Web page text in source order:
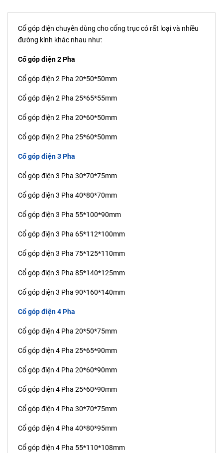
Cổ góp điện chuyên dùng cho cổng trục có rất loại và nhiều
đường kính khác nhau như:
Cổ góp điện 2 Pha
Cổ góp điện 2 Pha 20*50*50mm
Cổ góp điện 2 Pha 25*65*55mm
Cổ góp điện 2 Pha 20*60*50mm
Cổ góp điện 2 Pha 25*60*50mm
Cổ góp điện 3 Pha
Cổ góp điện 3 Pha 30*70*75mm
Cổ góp điện 3 Pha 40*80*70mm
Cổ góp điện 3 Pha 55*100*90mm
Cổ góp điện 3 Pha 65*112*100mm
Cổ góp điện 3 Pha 75*125*110mm
Cổ góp điện 3 Pha 85*140*125mm
Cổ góp điện 3 Pha 90*160*140mm
Cổ góp điện 4 Pha
Cổ góp điện 4 Pha 20*50*75mm
Cổ góp điện 4 Pha 25*65*90mm
Cổ góp điện 4 Pha 20*60*90mm
Cổ góp điện 4 Pha 25*60*90mm
Cổ góp điện 4 Pha 30*70*75mm
Cổ góp điện 4 Pha 40*80*95mm
Cổ góp điện 4 Pha 55*110*108mm